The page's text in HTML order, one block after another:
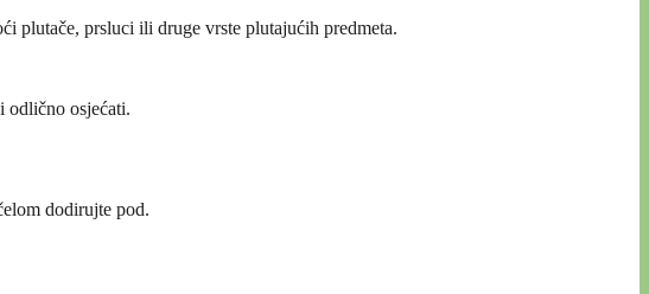
plutače, prsluci ili druge vrste plutajućih predmeta.
odlično osjećati.
dodirujte pod.